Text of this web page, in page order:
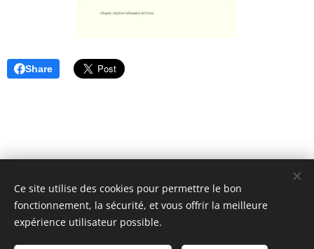
Share
Unione Superiori Generali - Via dei Penitenzieri 19 -00193 ROMA
Cookies
Ce site utilise des cookies pour permettre le bon
fonctionnement, la sécurité, et vous offrir la meilleure
expérience utilisateur possible.